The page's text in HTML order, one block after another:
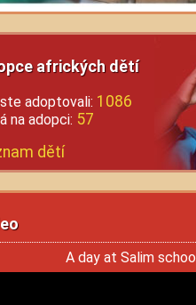
afrických dětí
adoptovali: 1086
na adopci: 57
dětí
A day at Salim school